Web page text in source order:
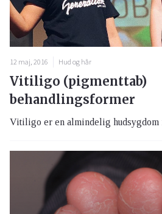
12 maj, 2016 Hud og hår
Vitiligo (pigmenttab)
behandlingsformer
Vitiligo er en almindelig hudsygdom